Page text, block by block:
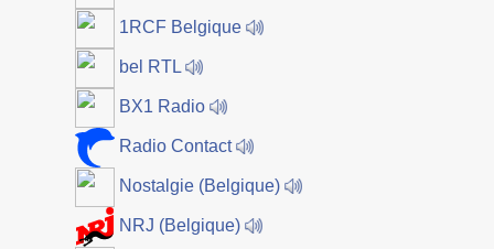
1RCF Belgique
bel RTL
BX1 Radio
Radio Contact
Nostalgie (Belgique)
NRJ (Belgique)